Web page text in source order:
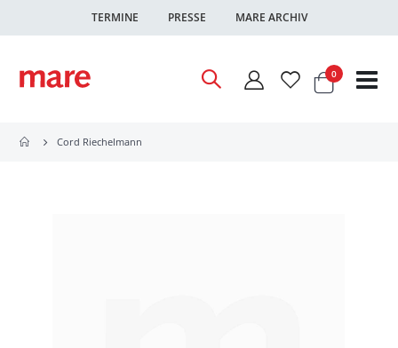
TERMINE PRESSE MARE ARCHIV
Warenkorb
0Artikel
Cord Riechelmann